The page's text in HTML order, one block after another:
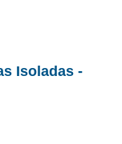
Isoladas -